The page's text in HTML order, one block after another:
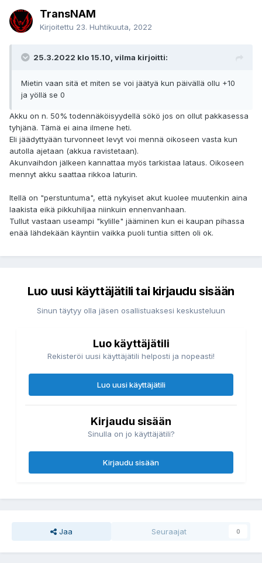
TransNAM
Kirjoitettu 23. Huhtikuuta, 2022
25.3.2022 klo 15.10, vilma kirjoitti:
Mietin vaan sitä et miten se voi jäätyä kun päivällä ollu +10
ja yöllä se 0
Akku on n. 50% todennäköisyydellä sökö jos on ollut pakkasessa
tyhjänä. Tämä ei aina ilmene heti.
Eli jäädyttyään turvonneet levyt voi mennä oikoseen vasta kun
autolla ajetaan (akkua ravistetaan).
Akunvaihdon jälkeen kannattaa myös tarkistaa lataus. Oikoseen
mennyt akku saattaa rikkoa laturin.
Itellä on "perstuntuma", että nykyiset akut kuolee muutenkin aina
laakista eikä pikkuhiljaa niinkuin ennenvanhaan.
Tullut vastaan useampi "kylille" jääminen kun ei kaupan pihassa
enää lähdekään käyntiin vaikka puoli tuntia sitten oli ok.
Luo uusi käyttäjätili tai kirjaudu sisään
Sinun täytyy olla jäsen osallistuaksesi keskusteluun
Luo käyttäjätili
Rekisteröi uusi käyttäjätili helposti ja nopeasti!
Luo uusi käyttäjätili
Kirjaudu sisään
Sinulla on jo käyttäjätili?
Kirjaudu sisään
Jaa Seuraajat 0